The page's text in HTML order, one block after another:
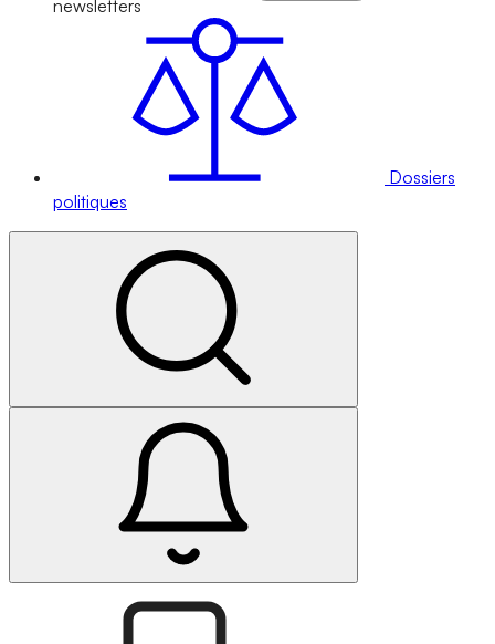
newsletters
Dossiers
politiques